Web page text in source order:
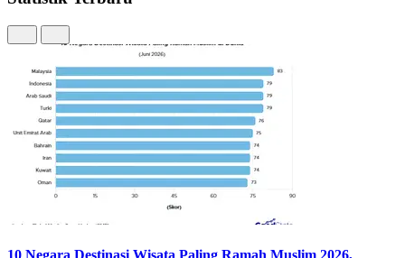
10 Negara Destinasi Wisata Paling Ramah Muslim 2026,